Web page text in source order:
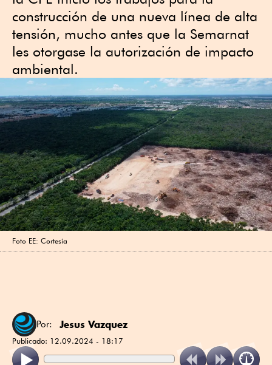
construcción de una nueva línea de alta
tensión, mucho antes que la Semarnat
les otorgase la autorización de impacto
ambiental.
Foto EE: Cortesía
Por: Jesus Vazquez
Publicado: 12.09.2024 - 18:17